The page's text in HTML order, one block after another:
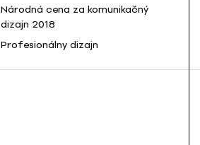
Národná cena za komunikačný
dizajn 2018
Profesionálny dizajn